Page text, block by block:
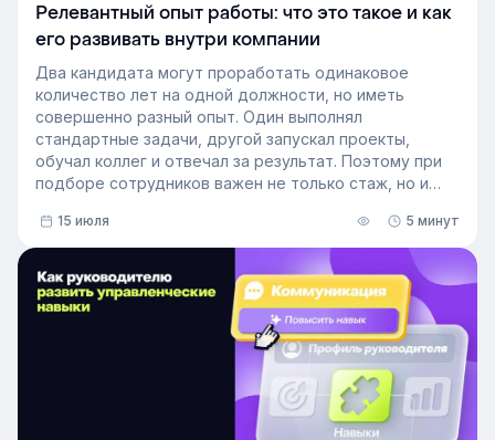
Релевантный опыт работы: что это такое и как
его развивать внутри компании
Два кандидата могут проработать одинаковое
количество лет на одной должности, но иметь
совершенно разный опыт. Один выполнял
стандартные задачи, другой запускал проекты,
обучал коллег и отвечал за результат. Поэтому при
подборе сотрудников важен не только стаж, но и
В этой статье разберём, релевантный опыт работы
— что это на практике, как оценивать его при найме
и внутренних переводах, почему не всегда стоит
искать полностью готовых специалистов и как
развивать нужные компетенции внутри компании.
15 июля 5 минут